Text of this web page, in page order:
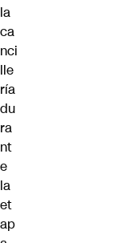
la
ca
nci
lle
ría
du
ra
nt
e
la
et
ap